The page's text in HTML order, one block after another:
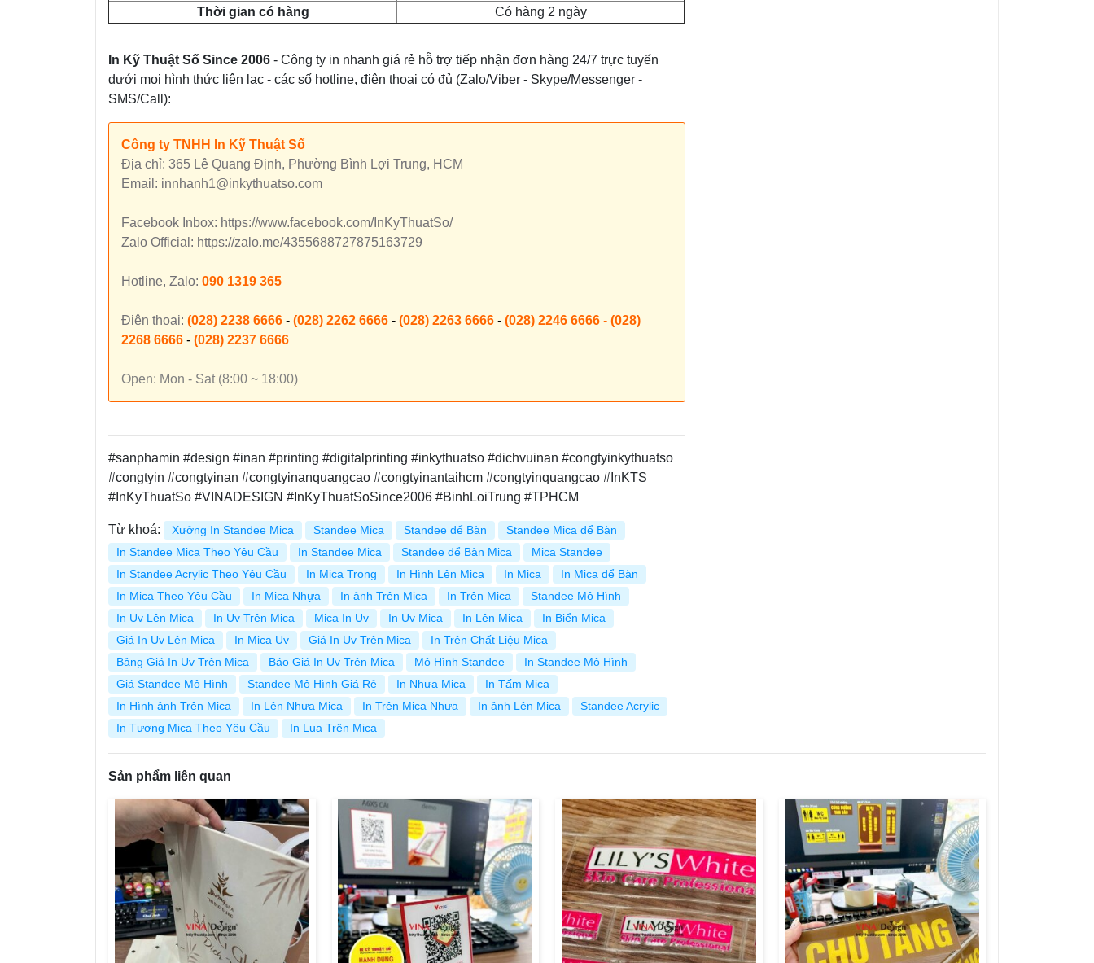
Thời gian có hàng
Có hàng 2 ngày
In Kỹ Thuật Số Since 2006 - Công ty in nhanh giá rẻ hỗ trợ tiếp nhận đơn hàng 24/7 trực tuyến
dưới mọi hình thức liên lạc - các số hotline, điện thoại có đủ (Zalo/Viber - Skype/Messenger -
SMS/Call):
Công ty TNHH In Kỹ Thuật Số
Địa chỉ: 365 Lê Quang Định, Phường Bình Lợi Trung, HCM
Email: innhanh1@inkythuatso.com
Facebook Inbox: https://www.facebook.com/InKyThuatSo/
Zalo Official: https://zalo.me/4355688727875163729
Hotline, Zalo: 090 1319 365
Điện thoại: (028) 2238 6666 - (028) 2262 6666 - (028) 2263 6666 - (028) 2246 6666 - (028)
2268 6666 - (028) 2237 6666
Open: Mon - Sat (8:00 ~ 18:00)
#sanphamin #design #inan #printing #digitalprinting #inkythuatso #dichvuinan #congtyinkythuatso
#congtyin #congtyinan #congtyinanquangcao #congtyinantaihcm #congtyinquangcao #InKTS
#InKyThuatSo #VINADESIGN #InKyThuatSoSince2006 #BinhLoiTrung #TPHCM
Từ khoá: Xưởng In Standee Mica Standee Mica Standee để Bàn
Standee Mica để Bàn
In Standee Mica Theo Yêu Cầu
In Standee Mica Standee để Bàn Mica
Mica Standee
In Standee Acrylic Theo Yêu Cầu
In Mica Trong In Hình Lên Mica In Mica
In Mica để Bàn
In Mica Theo Yêu Cầu
In Mica Nhựa In ảnh Trên Mica In Trên Mica
Standee Mô Hình
In Uv Lên Mica
In Uv Trên Mica Mica In Uv In Uv Mica In Lên Mica
In Biển Mica
Giá In Uv Lên Mica
In Mica Uv Giá In Uv Trên Mica
In Trên Chất Liệu Mica
Bảng Giá In Uv Trên Mica
Báo Giá In Uv Trên Mica Mô Hình Standee
In Standee Mô Hình
Giá Standee Mô Hình
Standee Mô Hình Giá Rẻ In Nhựa Mica
In Tấm Mica
In Hình ảnh Trên Mica
In Lên Nhựa Mica In Trên Mica Nhựa In ảnh Lên Mica
Standee Acrylic
In Tượng Mica Theo Yêu Cầu
In Lụa Trên Mica
Sản phẩm liên quan